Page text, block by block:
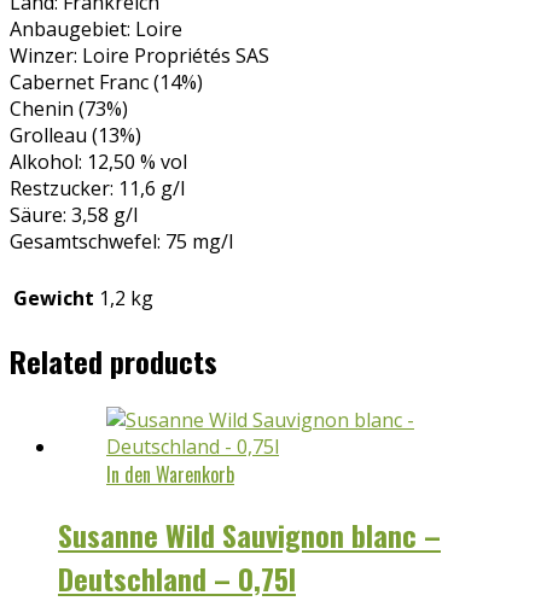
Anbaugebiet: Loire
Winzer: Loire Propriétés SAS
Cabernet Franc (14%)
Chenin (73%)
Grolleau (13%)
Alkohol: 12,50 % vol
Restzucker: 11,6 g/l
Säure: 3,58 g/l
Gesamtschwefel: 75 mg/l
Gewicht 1,2 kg
Related products
In den Warenkorb
Susanne Wild Sauvignon blanc –
Deutschland – 0,75l